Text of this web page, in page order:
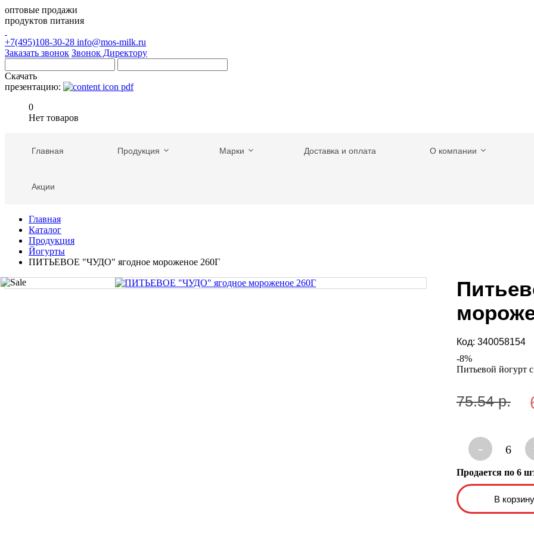
оптовые продажи
продуктов питания
+7(495)108-30-28 info@mos-milk.ru
Заказать звонок Звонок Директору
Скачать
презентацию:
0
Нет товаров
Главная Продукция Марки Доставка и оплата О компании
Акции
Главная
Каталог
Продукция
Йогурты
ПИТЬЕВОЕ "ЧУДО" ягодное мороженое 260Г
Код: 340058154
-8%
Питьевой йогурт
75.54 р.
- 6
Продается по 6